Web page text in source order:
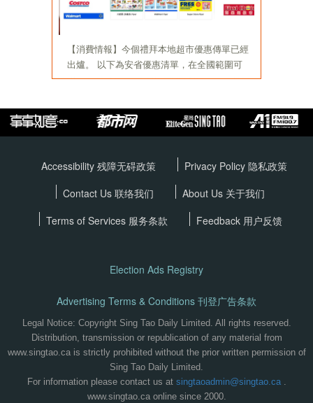
Accessibility 残障无碍政策 Privacy Policy 隐私政策
Contact Us 联络我们
About Us 关于我们
Terms of Services 服务条款 Feedback 用户反馈
Election Ads Registry
Advertising Terms & Conditions 刊登广告条款
Legal Notice: Copyright Sing Tao Daily Limited. All rights reserved.
Distribution, transmission or republication of any material from
www.singtao.ca is strictly prohibited without the prior written permission of
Sing Tao Daily Limited.
For information please contact us at singtaoadmin@singtao.ca.
www.singtao.ca online since 2000.